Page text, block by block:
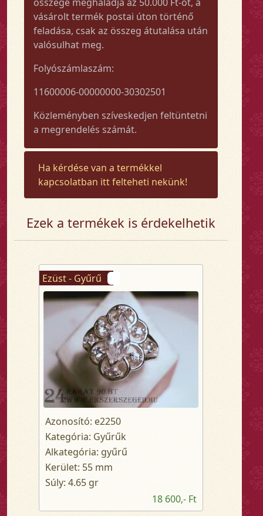
vásárolt termék postai úton történő
feladása, csak az összeg átutalása után
valósulhat meg.
Folyószámlaszám:
11600006-00000000-30302501
Közleményben szíveskedjen feltüntetni
a megrendelés számát.
Ha kérdése van a termékkel
kapcsolatban itt felteheti nekünk!
Ezek a termékek is érdekelhetik
Ezüst - Gyűrű
Azonosító: e2250
Kategória: Gyűrűk
Alkategória: gyűrű
Kerület: 55 mm
Súly: 4.65 gr
18 600,- Ft